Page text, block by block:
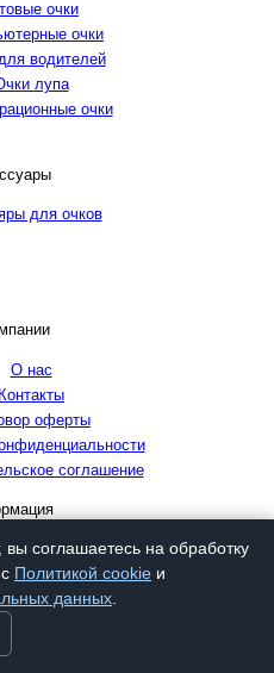
соглашаетесь на обработку
Политикой cookie и
данных
очки
очки
водителей
лупа
очки
для очков
О нас
Контакты
оферты
соглашение
заказ
способы оплаты
доставки